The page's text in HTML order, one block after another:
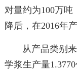
对量约为100万吨
降后，在2016年
从产品类别
学浆生产量